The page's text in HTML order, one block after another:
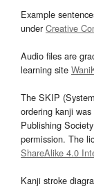
Example
underCreative
Audio files are
learning site
The SKIP
ordering kanji
Publishing
permission. The
ShareAlike 4.0
Kanji stroke